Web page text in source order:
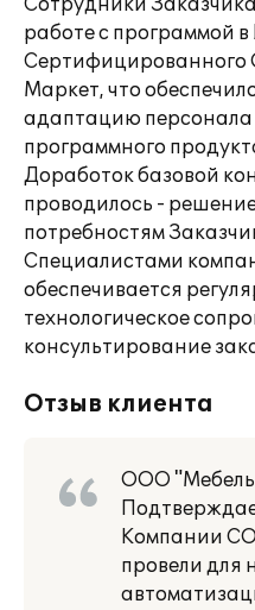
Сотрудники
работе с программой
Сертифицированного
Маркет, что
адаптацию персонала
программного
Доработок базовой
проводилось -
потребностям
Специалистами
обеспечивается
технологическое
консультирование
Отзыв клиента
ООО "Мебель
Компании
провели для